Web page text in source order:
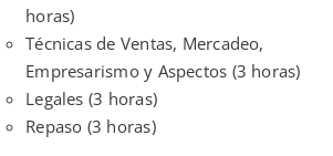
horas)
Técnicas de Ventas, Mercadeo,
Empresarismo y Aspectos (3 horas)
Legales (3 horas)
Repaso (3 horas)